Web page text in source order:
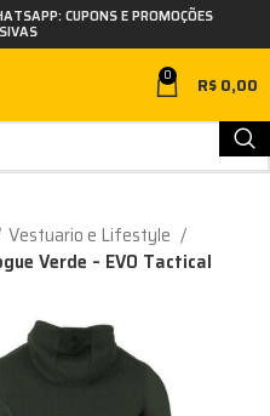
CUPONS E PROMOÇÕES
0 R$0,00
Vestuario e Lifestyle
Verde – EVO Tactical